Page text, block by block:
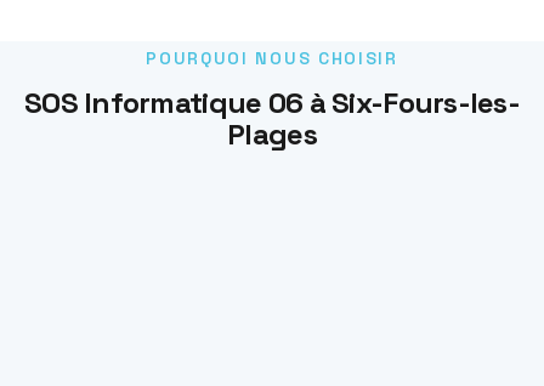
POURQUOI NOUS CHOISIR
SOS Informatique 06 à Six-Fours-les-
Plages